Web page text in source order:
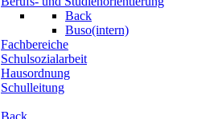
Back
Buso(intern)
Fachbereiche
Schulsozialarbeit
Hausordnung
Schulleitung
Back